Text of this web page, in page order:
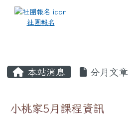
社團報名
本站消息 分月文章
小桃家5月課程資訊